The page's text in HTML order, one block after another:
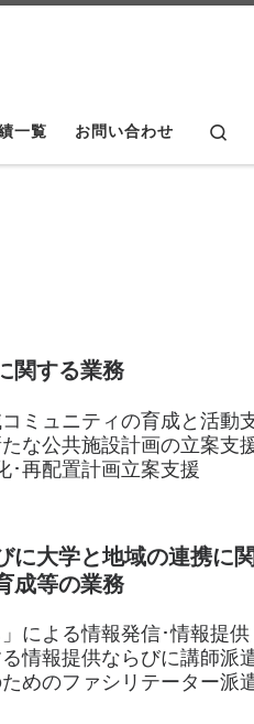
一覧 お問い合わせ
関する業務
ミュニティの育成と活動
な公共施設計画の立案支
･再配置計画立案支援
に大学と地域の連携に
成等の業務
による情報発信･情報提供
情報提供ならびに講師派
めのファシリテーター派